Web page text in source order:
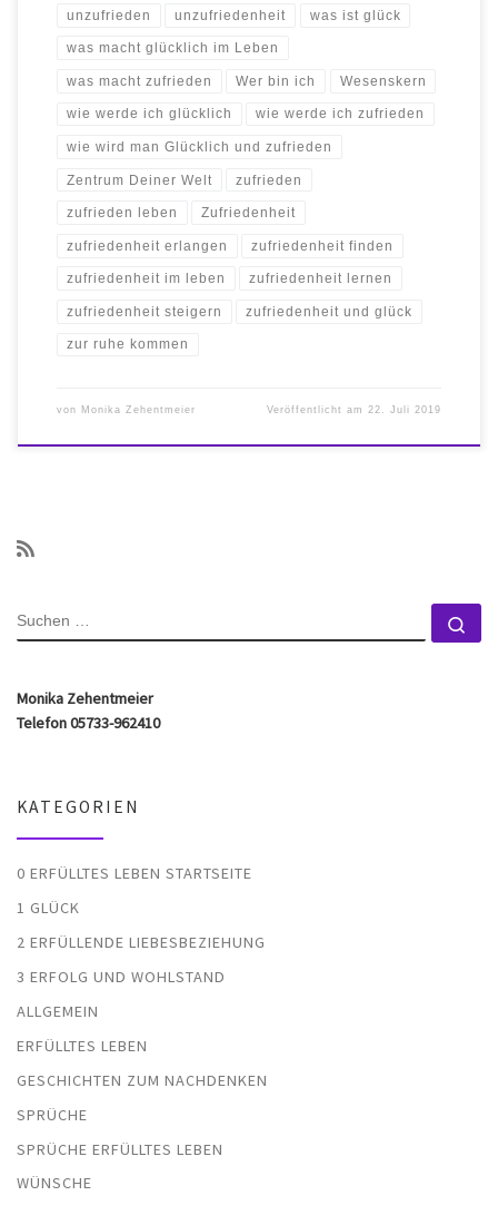
unzufrieden unzufriedenheit was ist glück
was macht glücklich im Leben
was macht zufrieden Wer bin ich Wesenskern
wie werde ich glücklich wie werde ich zufrieden
wie wird man Glücklich und zufrieden
Zentrum Deiner Welt zufrieden
zufrieden leben Zufriedenheit
zufriedenheit erlangen zufriedenheit finden
zufriedenheit im leben zufriedenheit lernen
zufriedenheit steigern zufriedenheit und glück
zur ruhe kommen
von Monika Zehentmeier Veröffentlicht am22. Juli 2019
SUCHE
Monika Zehentmeier
Telefon 05733-962410
KATEGORIEN
0 ERFÜLLTES LEBEN STARTSEITE
1 GLÜCK
2 ERFÜLLENDE LIEBESBEZIEHUNG
3 ERFOLG UND WOHLSTAND
ALLGEMEIN
ERFÜLLTES LEBEN
GESCHICHTEN ZUM NACHDENKEN
SPRÜCHE
SPRÜCHE ERFÜLLTES LEBEN
WÜNSCHE